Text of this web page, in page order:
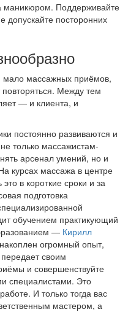
маникюром. Поддерживайте
допускайте посторонних
мало массажных приёмов,
Между тем
— и клиента, и
постоянно развиваются и
только массажистам-
арсенал умений, но и
курсах массажа в центре
в короткие сроки и за
подготовка
обучением практикующий
— Кирилл
огромный опыт,
своим
и совершенствуйте
специалистами. Это
И только тогда вас
мастером, а